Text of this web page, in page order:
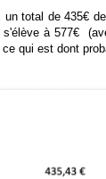
total de 435€
à 577€
qui est dont